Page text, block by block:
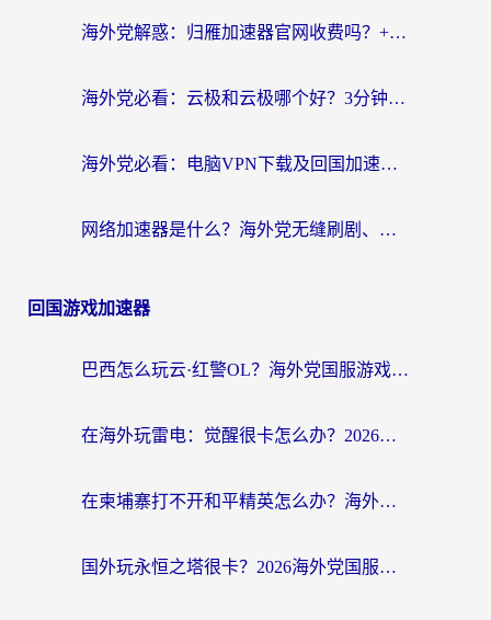
海外党解惑：归雁加速器官网收费吗？+3个回国加速问题的真实答案
海外党必看：云极和云极哪个好？3分钟选对回国加速器，无缝访问国内资源
海外党必看：电脑VPN下载及回国加速器选择指南——无缝访问国内资源不再难
网络加速器是什么？海外党无缝刷剧、看NBA的实用指南
回国游戏加速器
巴西怎么玩云·红警OL？海外党国服游戏加速终极攻略（附非洲逆水寒&天下山海低延迟技巧）
在海外玩雷电：觉醒很卡怎么办？2026终极指南帮你告别延迟与卡顿
在柬埔寨打不开和平精英怎么办？海外党必看的国服游戏加速终极指南
国外玩永恒之塔很卡？2026海外党国服游戏加速器终极指南（附街头篮球坦克世界实测）